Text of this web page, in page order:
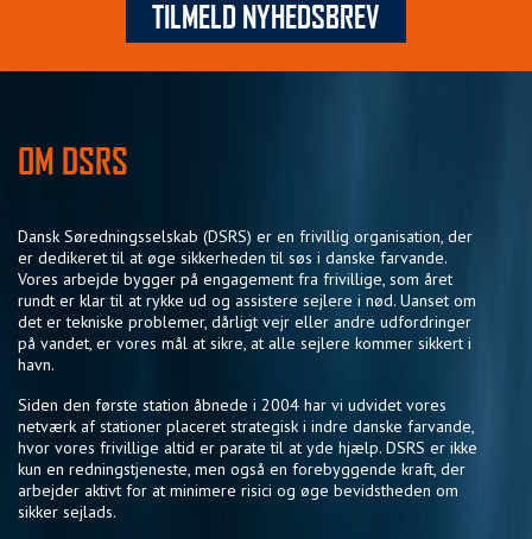
TILMELD NYHEDSBREV
OM DSRS
Dansk Søredningsselskab (DSRS) er en frivillig organisation, der
er dedikeret til at øge sikkerheden til søs i danske farvande.
Vores arbejde bygger på engagement fra frivillige, som året
rundt er klar til at rykke ud og assistere sejlere i nød. Uanset om
det er tekniske problemer, dårligt vejr eller andre udfordringer
på vandet, er vores mål at sikre, at alle sejlere kommer sikkert i
havn.
Siden den første station åbnede i 2004 har vi udvidet vores
netværk af stationer placeret strategisk i indre danske farvande,
hvor vores frivillige altid er parate til at yde hjælp. DSRS er ikke
kun en redningstjeneste, men også en forebyggende kraft, der
arbejder aktivt for at minimere risici og øge bevidstheden om
sikker sejlads.